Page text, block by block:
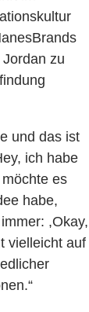
zu
und das ist
ich habe
es
habe,
,Okay,
vielleicht auf